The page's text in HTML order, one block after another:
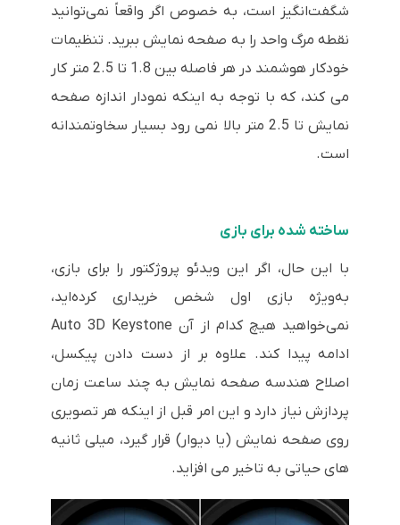
شگفت‌انگیز است، به خصوص اگر واقعاً نمی‌توانید
نقطه مرگ واحد را به صفحه نمایش ببرید. تنظیمات
خودکار هوشمند در هر فاصله بین 1.8 تا 2.5 متر کار
می کند، که با توجه به اینکه نمودار اندازه صفحه
نمایش تا 2.5 متر بالا نمی رود بسیار سخاوتمندانه
است.
ساخته شده برای بازی
با این حال، اگر این ویدئو پروژکتور را برای بازی،
به‌ویژه بازی اول شخص خریداری کرده‌اید،
نمی‌خواهید هیچ کدام از آن Auto 3D Keystone
ادامه پیدا کند. علاوه بر از دست دادن پیکسل،
اصلاح هندسه صفحه نمایش به چند ساعت زمان
پردازش نیاز دارد و این امر قبل از اینکه هر تصویری
روی صفحه نمایش (یا دیوار) قرار گیرد، میلی ثانیه
های حیاتی به تاخیر می افزاید.